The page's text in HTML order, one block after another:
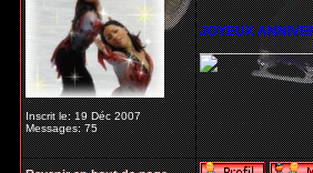
Inscrit le: 19 Déc 2007
Messages: 75
JOYEUX